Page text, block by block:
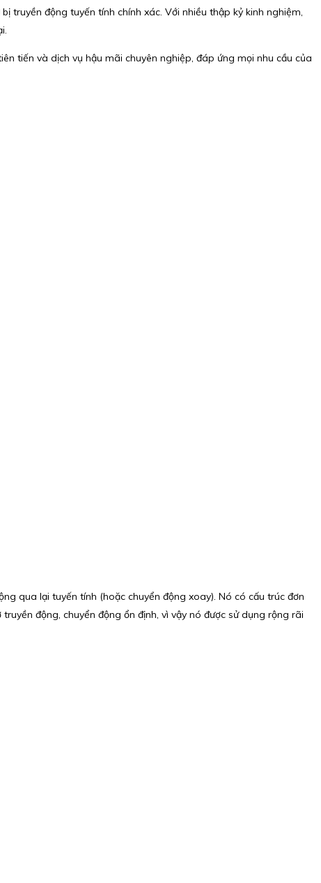
truyền động tuyến tính chính xác. Với nhiều thập kỷ kinh nghiệm,
tiến và dịch vụ hậu mãi chuyên nghiệp, đáp ứng mọi nhu cầu của
qua lại tuyến tính (hoặc chuyển động xoay). Nó có cấu trúc đơn
động, chuyển động ổn định, vì vậy nó được sử dụng rộng rãi